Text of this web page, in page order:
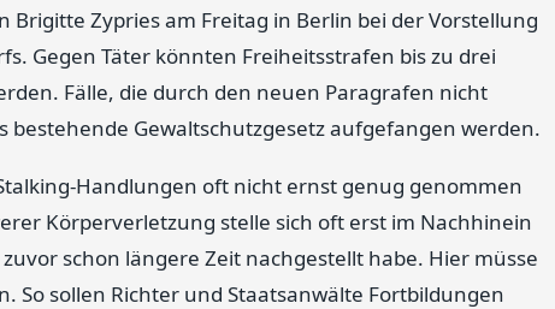
Zypries am Freitag in Berlin bei der Vorstellung
Gegen Täter könnten Freiheitsstrafen bis zu drei
Fälle, die durch den neuen Paragrafen nicht
Gewaltschutzgesetz aufgefangen werden.
Handlungen oft nicht ernst genug genommen
Körperverletzung stelle sich oft erst im Nachhinein
schon längere Zeit nachgestellt habe. Hier müsse
So sollen Richter und Staatsanwälte Fortbildungen